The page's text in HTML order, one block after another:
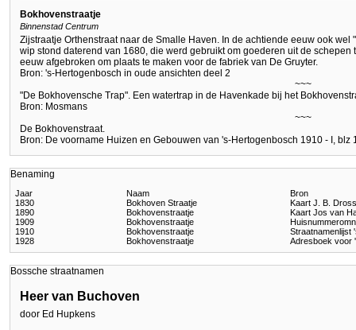
Bokhovenstraatje
Binnenstad Centrum
Zijstraatje Orthenstraat naar de Smalle Haven. In de achtiende eeuw ook
wip stond daterend van 1680, die werd gebruikt om goederen uit de
eeuw afgebroken om plaats te maken voor de fabriek van De Gruyter.
Bron: 's-Hertogenbosch in oude ansichten deel 2
~~~
"De Bokhovensche Trap". Een watertrap in de Havenkade bij het
Bron: Mosmans
~~~
De Bokhovenstraat.
Bron: De voorname Huizen en Gebouwen van 's-Hertogenbosch 1910 - I, blz
Benaming
Jaar Naam
Bron
1830
Bokhoven Straatje
Kaart J. B.
1890
Bokhovenstraatje
Kaart Jos van
1909
Bokhovenstraatje
1910
Bokhovenstraatje
Straatnamenlijst
1928
Bokhovenstraatje Adresboek voor
Bossche straatnamen
Heer van Buchoven
door Ed Hupkens